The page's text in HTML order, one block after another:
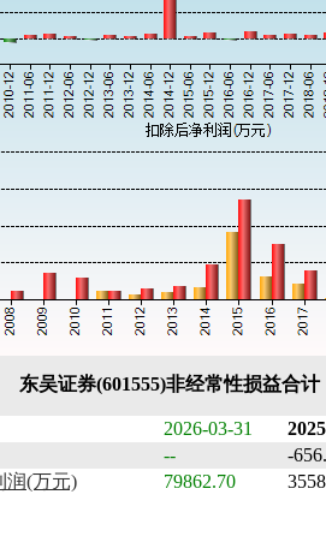
东吴证券(601555)非经常性损益合
2026-03-31
--
-
润(万元)
79862.70